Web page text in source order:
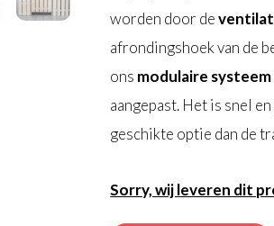
worden door de
afrondingshoek van de
ons modulaire systeem
aangepast. Het is snel
geschikte optie dan de
Sorry, wij leveren dit